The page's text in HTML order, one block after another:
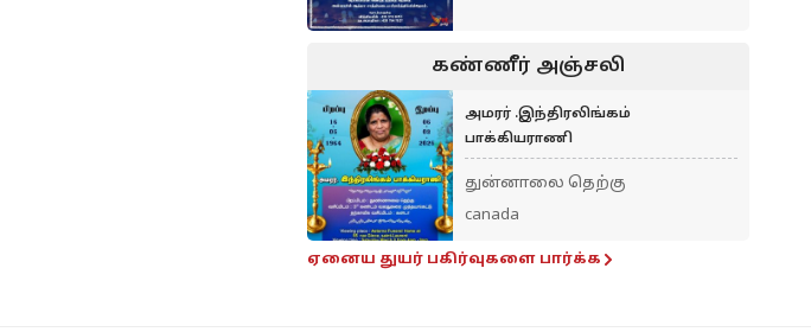
கண்ணீர் அஞ்சலி
அமரர் .இந்திரலிங்கம்
பாக்கியராணி
துன்னாலை தெற்கு
canada
ஏனைய துயர் பகிர்வுகளை பார்க்க